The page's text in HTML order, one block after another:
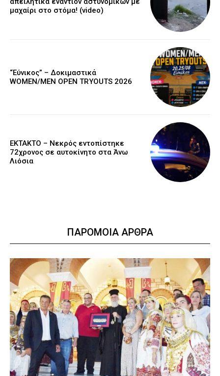
μαχαίρι στο στόμα! (video)
“Εύνικος” – Δοκιμαστικά
WOMEN/MEN OPEN TRYOUTS 2026
EKTAKTO – Νεκρός εντοπίστηκε
72χρονος σε αυτοκίνητο στα Άνω
Λιόσια
ΠΑΡΟΜΟΙΑ ΑΡΘΡΑ